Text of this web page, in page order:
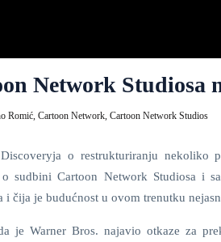
Network Studiosa
Romić, Cartoon Network, Cartoon Network Studios
o restrukturiranju nekoliko
sudbini Cartoon Network Studiosa i
čija je budućnost u ovom trenutku
je Warner Bros. najavio otkaze za